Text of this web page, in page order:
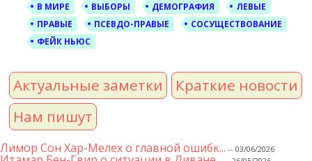
В МИРЕ ВЫБОРЫ ДЕМОГРАФИЯ
ЛЕВЫЕ
ПРАВЫЕ
ПСЕВДО-ПРАВЫЕ
СОСУЩЕСТВОВАНИЕ
ФЕЙК НЬЮС
Актуальные заметки
Краткие новости
Нам пишут
Лимор Сон Хар-Мелех о главной ошибк... -- 03/06/2026